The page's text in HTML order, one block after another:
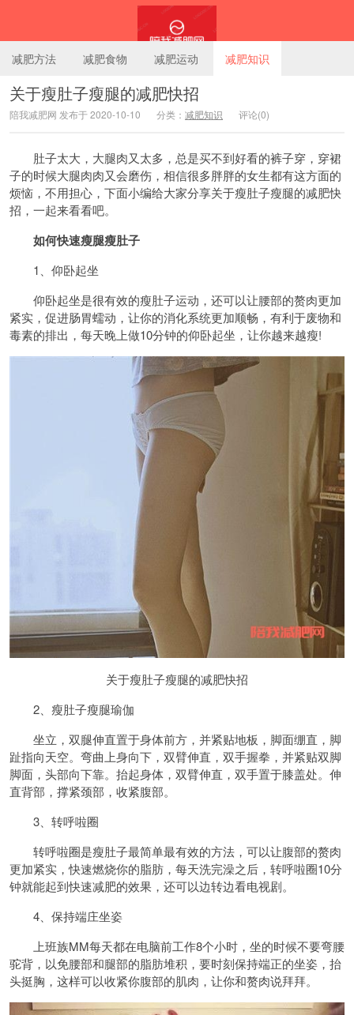
陪我减肥网
减肥方法 减肥食物 减肥运动 减肥知识
关于瘦肚子瘦腿的减肥快招
陪我减肥网 发布于 2020-10-10 分类： 减肥知识 评论(0)
肚子太大，大腿肉又太多，总是买不到好看的裤子穿，穿裙
子的时候大腿肉肉又会磨伤，相信很多胖胖的女生都有这方面的
烦恼，不用担心，下面小编给大家分享关于瘦肚子瘦腿的减肥快
招，一起来看看吧。
如何快速瘦腿瘦肚子
1、仰卧起坐
仰卧起坐是很有效的瘦肚子运动，还可以让腰部的赘肉更加
紧实，促进肠胃蠕动，让你的消化系统更加顺畅，有利于废物和
毒素的排出，每天晚上做10分钟的仰卧起坐，让你越来越瘦!
关于瘦肚子瘦腿的减肥快招
2、瘦肚子瘦腿瑜伽
坐立，双腿伸直置于身体前方，并紧贴地板，脚面绷直，脚
趾指向天空。弯曲上身向下，双臂伸直，双手握拳，并紧贴双脚
脚面，头部向下靠。抬起身体，双臂伸直，双手置于膝盖处。伸
直背部，撑紧颈部，收紧腹部。
3、转呼啦圈
转呼啦圈是瘦肚子最简单最有效的方法，可以让腹部的赘肉
更加紧实，快速燃烧你的脂肪，每天洗完澡之后，转呼啦圈10分
钟就能起到快速减肥的效果，还可以边转边看电视剧。
4、保持端庄坐姿
上班族MM每天都在电脑前工作8个小时，坐的时候不要弯腰
驼背，以免腰部和腿部的脂肪堆积，要时刻保持端正的坐姿，抬
头挺胸，这样可以收紧你腹部的肌肉，让你和赘肉说拜拜。